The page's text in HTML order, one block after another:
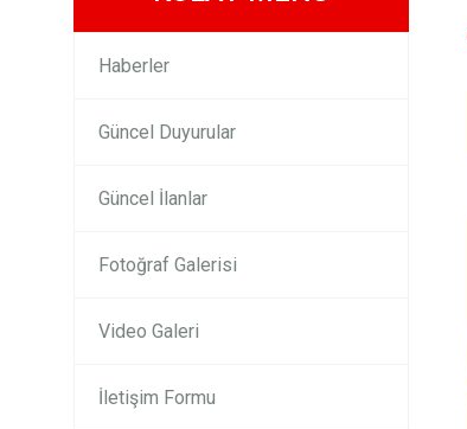
Haberler
Güncel Duyurular
Güncel İlanlar
Fotoğraf Galerisi
Video Galeri
İletişim Formu